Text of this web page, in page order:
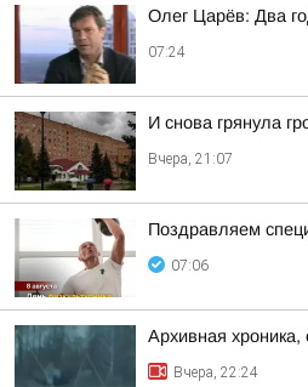
Олег Царёв: Два
07:24
И снова грянула
Вчера, 21:07
Поздравляем
07:06
Архивная
Вчера, 22:24